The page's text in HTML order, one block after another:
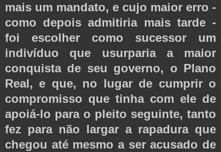
mais um mandato, e cujo maior erro -
como depois admitiria mais tarde -
foi escolher como sucessor um
indivíduo que usurparia a maior
conquista de seu governo, o Plano
Real, e que, no lugar de cumprir o
compromisso que tinha com ele de
apoiá-lo para o pleito seguinte, tanto
fez para não largar a rapadura que
chegou até mesmo a ser acusado de